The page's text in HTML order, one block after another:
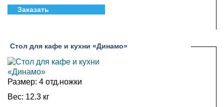
Заказать
Стол для кафе и кухни «Динамо»
Размер: 4 отд.ножки
Вес: 12.3 кг